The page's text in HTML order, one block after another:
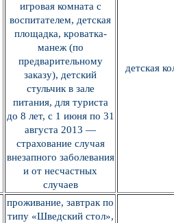
игровая комната с
воспитателем, детская
площадка, кроватка-
манеж (по
предварительному
заказу), детский
стульчик в зале
питания, для туриста
до 8 лет, с 1 июня по 31
августа 2013 —
страхование случая
внезапного заболевания
и от несчастных
случаев
детская
проживание, завтрак по
типу «Шведский стол»,